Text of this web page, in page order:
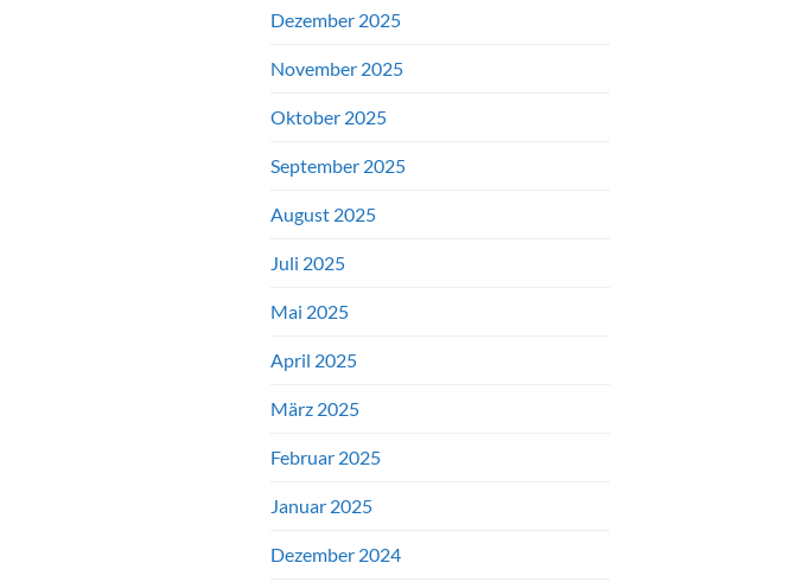
Dezember 2025
November 2025
Oktober 2025
September 2025
August 2025
Juli 2025
Mai 2025
April 2025
März 2025
Februar 2025
Januar 2025
Dezember 2024